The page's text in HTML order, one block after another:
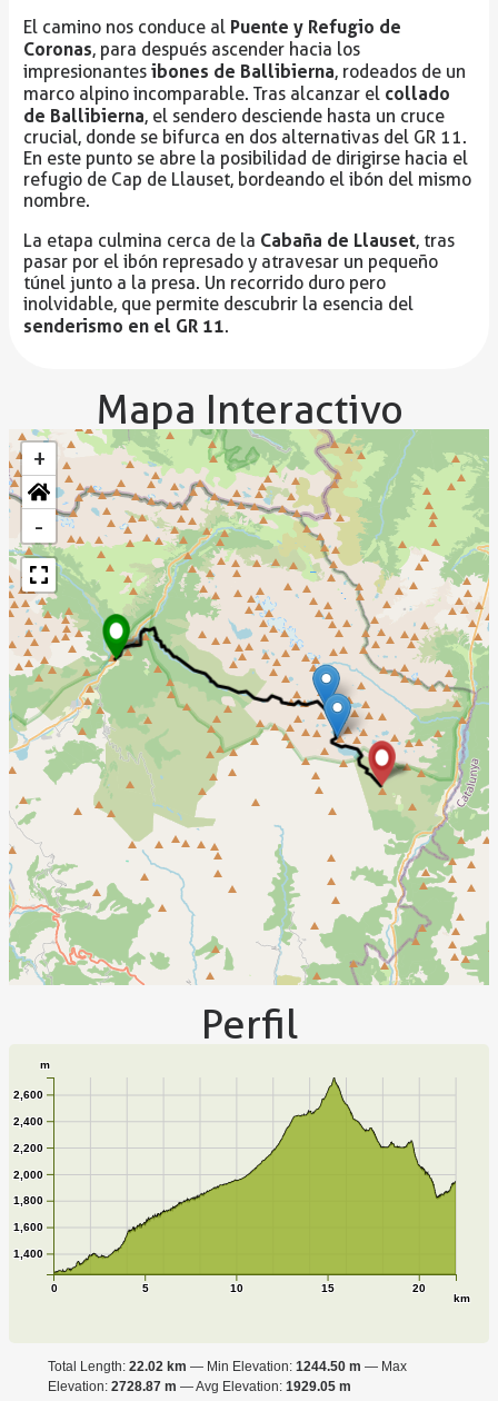
El camino nos conduce al Puente y Refugio de
Coronas, para después ascender hacia los
impresionantes ibones de Ballibierna, rodeados de un
marco alpino incomparable. Tras alcanzar el collado
de Ballibierna, el sendero desciende hasta un cruce
crucial, donde se bifurca en dos alternativas del GR 11.
En este punto se abre la posibilidad de dirigirse hacia el
refugio de Cap de Llauset, bordeando el ibón del mismo
nombre.
La etapa culmina cerca de la Cabaña de Llauset, tras
pasar por el ibón represado y atravesar un pequeño
túnel junto a la presa. Un recorrido duro pero
inolvidable, que permite descubrir la esencia del
senderismo en el GR 11.
Mapa Interactivo
+
-
Perfil
0 5 10 15 20
km
1,400
1,600
1,800
2,000
2,200
2,400
2,600
m
Total Length: 22.02 km Min Elevation: 1244.50 m
Max
Elevation: 2728.87 m Avg Elevation: 1929.05 m